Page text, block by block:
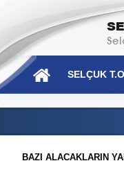
SELÇUK T.O
BAZI ALACAKLARIN